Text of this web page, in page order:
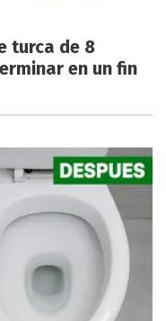
turca de 8
en un fin